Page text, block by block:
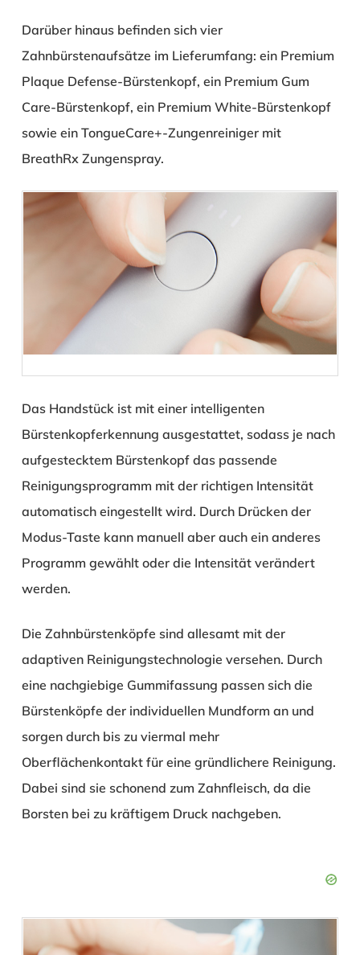
Darüber hinaus befinden sich vier
Zahnbürstenaufsätze im Lieferumfang: ein Premium
Plaque Defense-Bürstenkopf, ein Premium Gum
Care-Bürstenkopf, ein Premium White-Bürstenkopf
sowie ein TongueCare+-Zungenreiniger mit
BreathRx Zungenspray.
Das Handstück ist mit einer intelligenten
Bürstenkopferkennung ausgestattet, sodass je nach
aufgestecktem Bürstenkopf das passende
Reinigungsprogramm mit der richtigen Intensität
automatisch eingestellt wird. Durch Drücken der
Modus-Taste kann manuell aber auch ein anderes
Programm gewählt oder die Intensität verändert
werden.
Die Zahnbürstenköpfe sind allesamt mit der
adaptiven Reinigungstechnologie versehen. Durch
eine nachgiebige Gummifassung passen sich die
Bürstenköpfe der individuellen Mundform an und
sorgen durch bis zu viermal mehr
Oberflächenkontakt für eine gründlichere Reinigung.
Dabei sind sie schonend zum Zahnfleisch, da die
Borsten bei zu kräftigem Druck nachgeben.